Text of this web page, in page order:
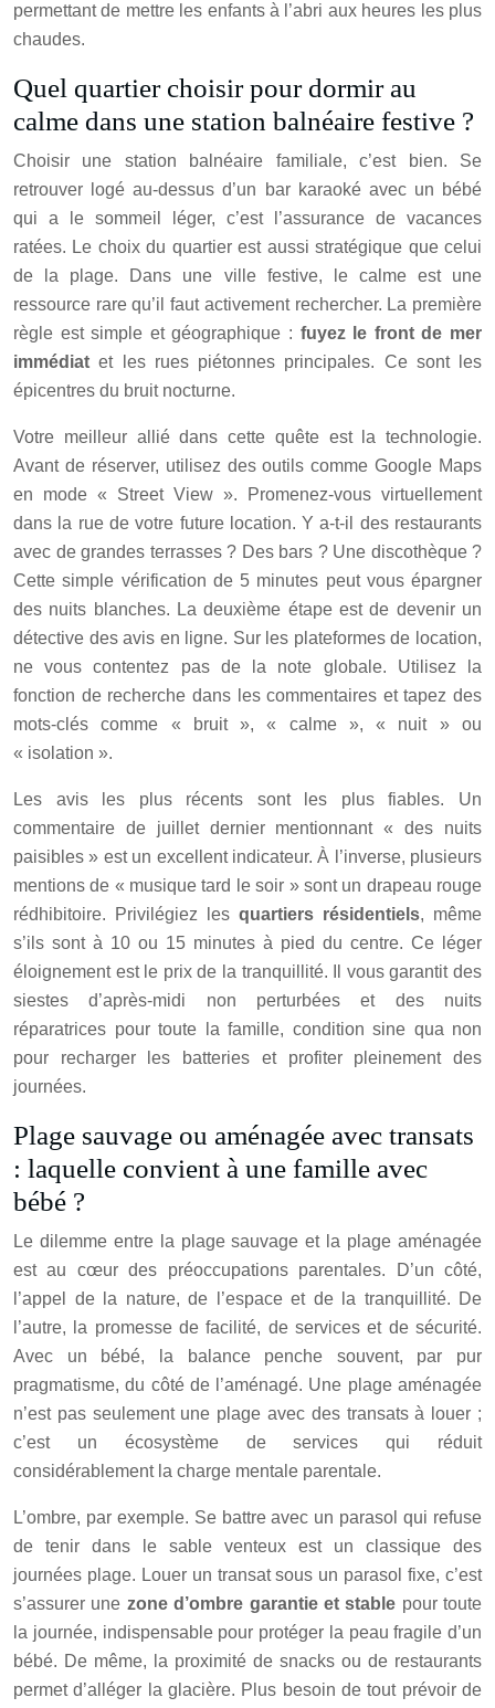
permettant de mettre les enfants à l’abri aux heures les plus
chaudes.
Quel quartier choisir pour dormir au
calme dans une station balnéaire festive ?
Choisir une station balnéaire familiale, c’est bien. Se
retrouver logé au-dessus d’un bar karaoké avec un bébé
qui a le sommeil léger, c’est l’assurance de vacances
ratées. Le choix du quartier est aussi stratégique que celui
de la plage. Dans une ville festive, le calme est une
ressource rare qu’il faut activement rechercher. La première
règle est simple et géographique : fuyez le front de mer
immédiat et les rues piétonnes principales. Ce sont les
épicentres du bruit nocturne.
Votre meilleur allié dans cette quête est la technologie.
Avant de réserver, utilisez des outils comme Google Maps
en mode « Street View ». Promenez-vous virtuellement
dans la rue de votre future location. Y a-t-il des restaurants
avec de grandes terrasses ? Des bars ? Une discothèque ?
Cette simple vérification de 5 minutes peut vous épargner
des nuits blanches. La deuxième étape est de devenir un
détective des avis en ligne. Sur les plateformes de location,
ne vous contentez pas de la note globale. Utilisez la
fonction de recherche dans les commentaires et tapez des
mots-clés comme « bruit », « calme », « nuit » ou
« isolation ».
Les avis les plus récents sont les plus fiables. Un
commentaire de juillet dernier mentionnant « des nuits
paisibles » est un excellent indicateur. À l’inverse, plusieurs
mentions de « musique tard le soir » sont un drapeau rouge
rédhibitoire. Privilégiez les quartiers résidentiels, même
s’ils sont à 10 ou 15 minutes à pied du centre. Ce léger
éloignement est le prix de la tranquillité. Il vous garantit des
siestes d’après-midi non perturbées et des nuits
réparatrices pour toute la famille, condition sine qua non
pour recharger les batteries et profiter pleinement des
journées.
Plage sauvage ou aménagée avec transats
: laquelle convient à une famille avec
bébé ?
Le dilemme entre la plage sauvage et la plage aménagée
est au cœur des préoccupations parentales. D’un côté,
l’appel de la nature, de l’espace et de la tranquillité. De
l’autre, la promesse de facilité, de services et de sécurité.
Avec un bébé, la balance penche souvent, par pur
pragmatisme, du côté de l’aménagé. Une plage aménagée
n’est pas seulement une plage avec des transats à louer ;
c’est un écosystème de services qui réduit
considérablement la charge mentale parentale.
L’ombre, par exemple. Se battre avec un parasol qui refuse
de tenir dans le sable venteux est un classique des
journées plage. Louer un transat sous un parasol fixe, c’est
s’assurer une zone d’ombre garantie et stable pour toute
la journée, indispensable pour protéger la peau fragile d’un
bébé. De même, la proximité de snacks ou de restaurants
permet d’alléger la glacière. Plus besoin de tout prévoir de